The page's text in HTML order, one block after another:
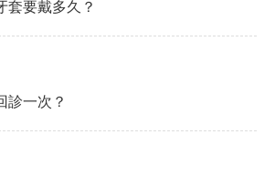
套要戴多久？
診一次？